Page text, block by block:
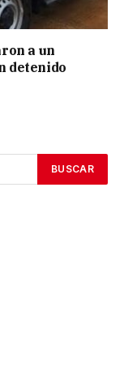
a un
detenido